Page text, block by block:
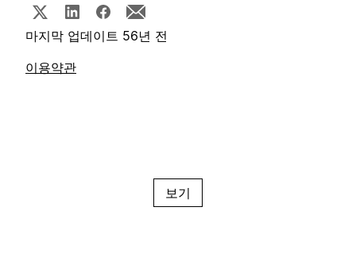
마지막 업데이트 56년 전
이용약관
보기